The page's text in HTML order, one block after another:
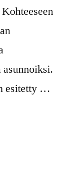
esitetty …